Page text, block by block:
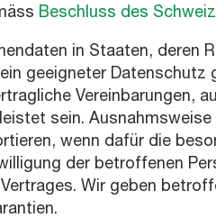
Beschluss des
in Staaten, deren
geeigneter
Vereinbarungen,
sein.
wenn dafür die
der betroffenen
Wir geben